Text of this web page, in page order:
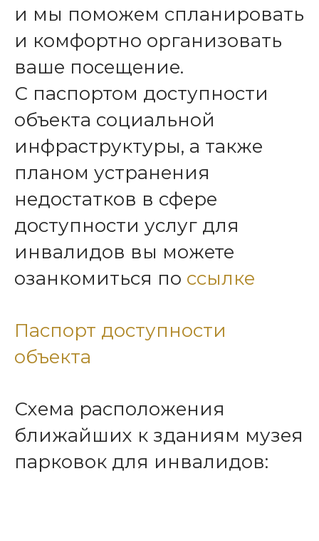
и мы поможем спланировать
и комфортно организовать
ваше посещение.
С паспортом доступности
объекта социальной
инфраструктуры, а также
планом устранения
недостатков в сфере
доступности услуг для
инвалидов вы можете
озанкомиться по ссылке
Паспорт доступности
объекта
Схема расположения
ближайших к зданиям музея
парковок для инвалидов: